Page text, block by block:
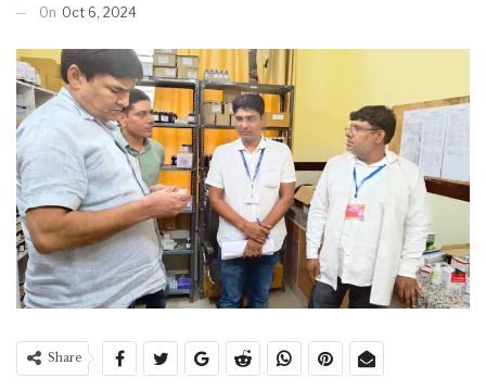
On Oct 6, 2024
Share